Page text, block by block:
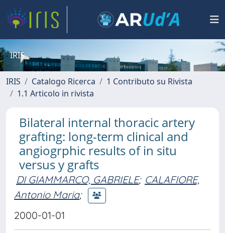
IRIS
IRIS Catalogo Ricerca
1 Contributo su Rivista
1.1 Articolo in rivista
Bilateral internal thoracic artery
grafting: long-term clinical and
angiogrphic results of in situ
versus y grafts
DI GIAMMARCO, GABRIELE; CALAFIORE,
Antonio Maria;
2000-01-01